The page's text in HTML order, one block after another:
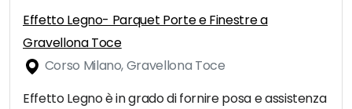
Effetto Legno- Parquet Porte e Finestre a
Gravellona Toce
Corso Milano, Gravellona Toce
Effetto Legno è in grado di fornire posa e assistenza